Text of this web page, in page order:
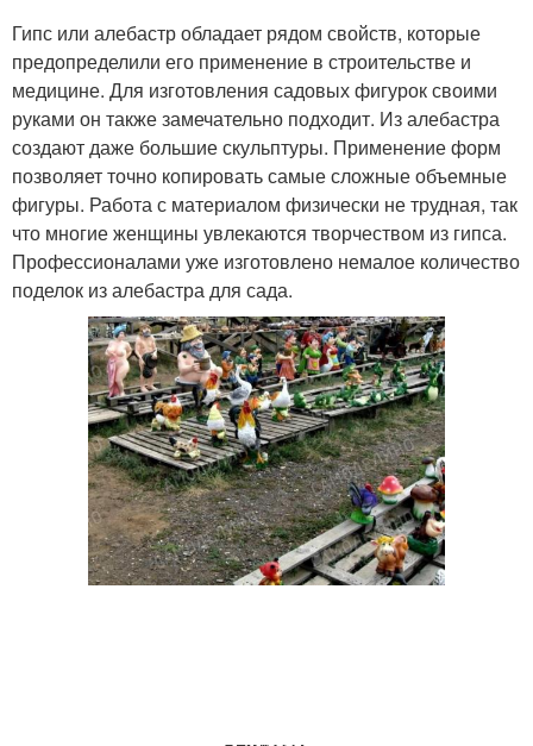
Гипс или алебастр обладает рядом свойств, которые
предопределили его применение в строительстве и
медицине. Для изготовления садовых фигурок своими
руками он также замечательно подходит. Из алебастра
создают даже большие скульптуры. Применение форм
позволяет точно копировать самые сложные объемные
фигуры. Работа с материалом физически не трудная, так
что многие женщины увлекаются творчеством из гипса.
Профессионалами уже изготовлено немалое количество
поделок из алебастра для сада.